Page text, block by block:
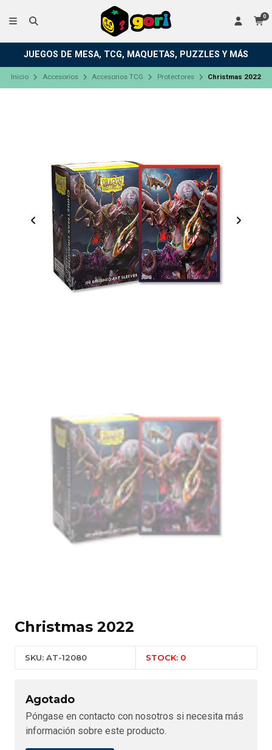
0
JUEGOS DE MESA, TCG, MAQUETAS, PUZZLES Y MÁS
Inicio Accesorios Accesorios TCG Protectores Christmas 2022
Christmas 2022
SKU: AT-12080 STOCK: 0
Agotado
Póngase en contacto con nosotros si necesita más
información sobre este producto.